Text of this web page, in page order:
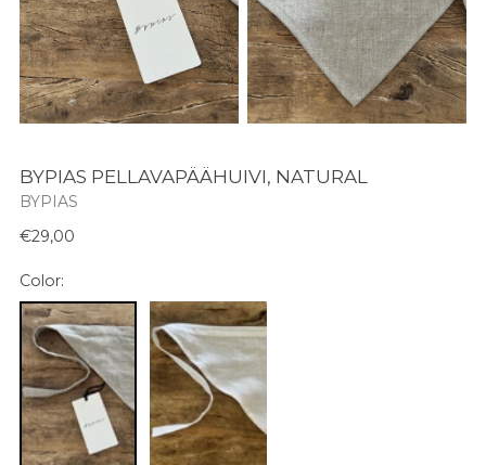
BYPIAS PELLAVAPÄÄHUIVI, NATURAL
BYPIAS
Normaali
€29,00
Color: